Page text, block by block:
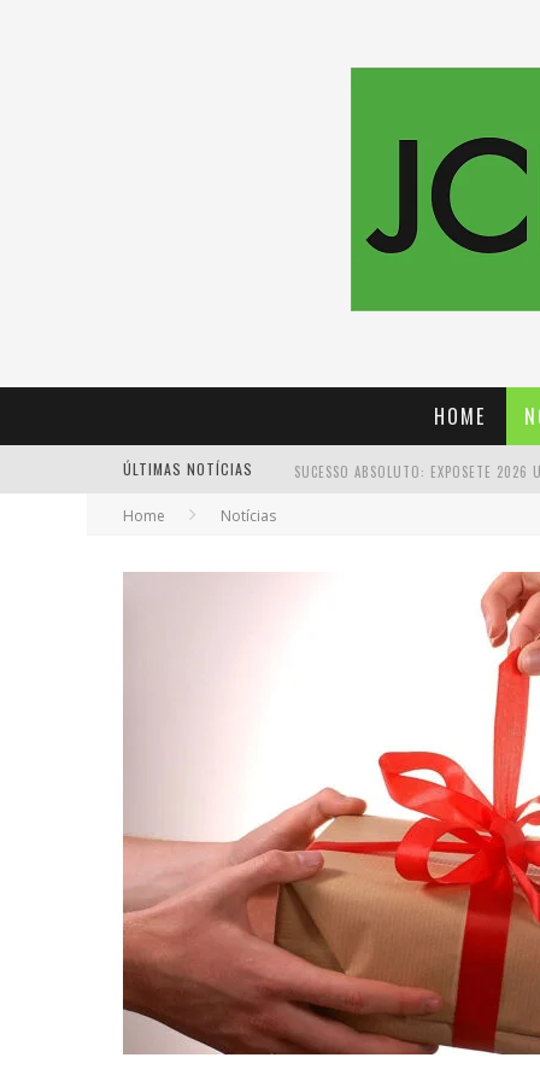
HOME
ÚLTIMAS NOTÍCIAS
Home Notícias